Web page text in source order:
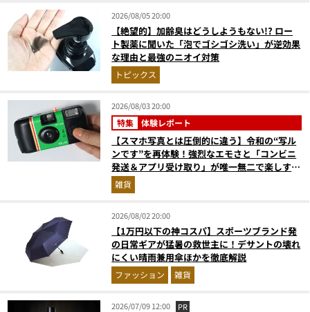
2026/08/05 20:00
【絶望的】加齢臭はどうしようもない!? ロー
ト製薬に聞いた「泡でゴシゴシ洗い」が逆効果
な理由と最強のニオイ対策
トピックス
2026/08/03 20:00
特集 体験レポート
【スマホ写真とは圧倒的に違う】令和の“写ル
ンです”を再体験！強烈なエモさと「コンビニ
発送＆アプリ受け取り」が唯一無二で楽しすぎ
た雑貨
2026/08/02 20:00
【1万円以下の神コスパ】スポーツブランド発
の日常ギアが猛暑の救世主に！デサントの壊れ
にくい晴雨兼用傘ほかを徹底解説
ファッション 雑貨
2026/07/09 12:00 PR